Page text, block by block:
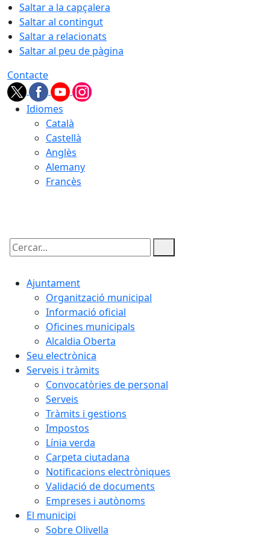
Saltar a la capçalera
Saltar al contingut
Saltar a relacionats
Saltar al peu de pàgina
Contacte
Idiomes
Català
Castellà
Anglès
Alemany
Francès
Cercar:
Ajuntament
Organització municipal
Informació oficial
Oficines municipals
Alcaldia Oberta
Seu electrònica
Serveis i tràmits
Convocatòries de personal
Serveis
Tràmits i gestions
Impostos
Línia verda
Carpeta ciutadana
Notificacions electròniques
Validació de documents
Empreses i autònoms
El municipi
Sobre Olivella